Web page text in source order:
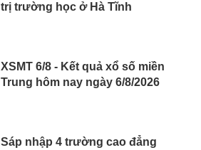
trị trường học ở Hà Tĩnh
XSMT 6/8 - Kết quả xổ số miền
Trung hôm nay ngày 6/8/2026
Sáp nhập 4 trường cao đẳng